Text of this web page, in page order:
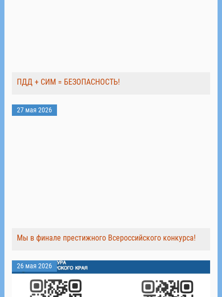
ПДД + СИМ = БЕЗОПАСНОСТЬ!
27 мая 2026
Мы в финале престижного Всероссийского конкурса!
26 мая 2026